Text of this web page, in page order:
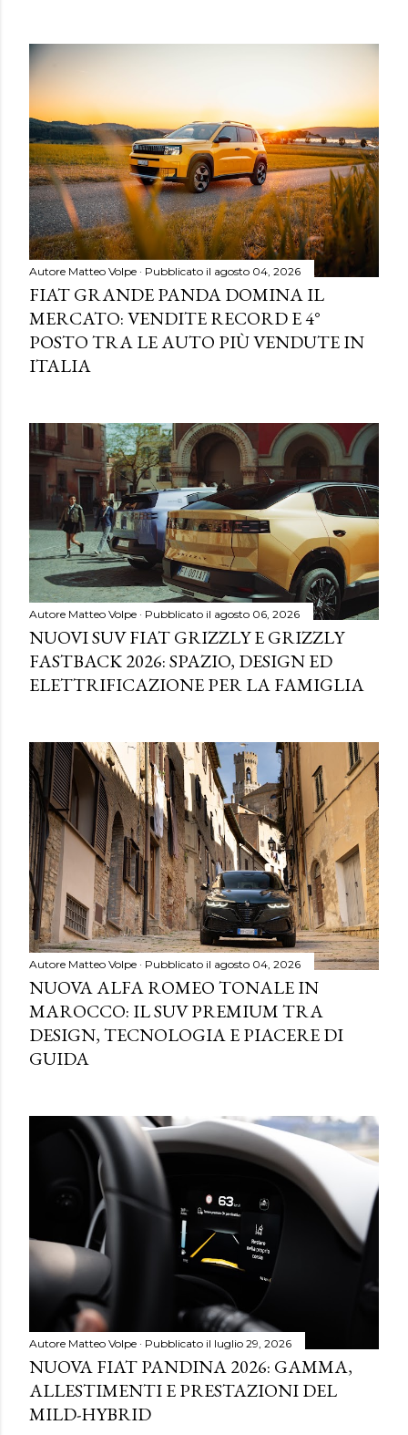
Autore Matteo Volpe Pubblicato il agosto 04, 2026
FIAT GRANDE PANDA DOMINA IL
MERCATO: VENDITE RECORD E 4°
POSTO TRA LE AUTO PIÙ VENDUTE IN
ITALIA
Autore Matteo Volpe Pubblicato il agosto 06, 2026
NUOVI SUV FIAT GRIZZLY E GRIZZLY
FASTBACK 2026: SPAZIO, DESIGN ED
ELETTRIFICAZIONE PER LA FAMIGLIA
Autore Matteo Volpe Pubblicato il agosto 04, 2026
NUOVA ALFA ROMEO TONALE IN
MAROCCO: IL SUV PREMIUM TRA
DESIGN, TECNOLOGIA E PIACERE DI
GUIDA
Autore Matteo Volpe Pubblicato il luglio 29, 2026
NUOVA FIAT PANDINA 2026: GAMMA,
ALLESTIMENTI E PRESTAZIONI DEL
MILD-HYBRID